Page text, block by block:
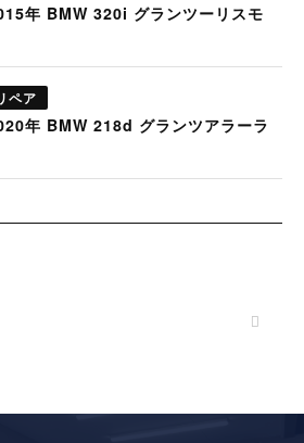
年 BMW 320i グランツーリスモ
ペア
年 BMW 218d グランツアラーラ